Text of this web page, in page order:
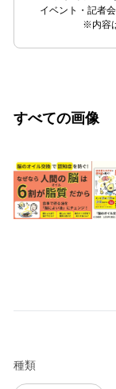
イベント・記者
※内容
すべての画像
種類